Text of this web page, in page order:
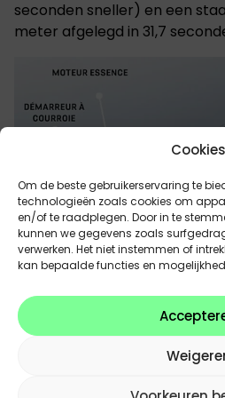
Cookies
Om de beste gebruikerservaring te
technologieën zoals cookies om
en/of te raadplegen. Door in te
kunnen we gegevens zoals
verwerken. Het niet instemmen of
kan bepaalde functies en
seconden sneller) en een
meter afgelegd in 31,7
Chauffeurs helpen
te maximaliseren
Achter het stuur, omdat de